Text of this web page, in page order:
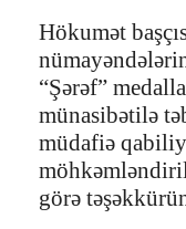
Hökumət
“Şərəf”
münasibətilə
müdafiə
görə